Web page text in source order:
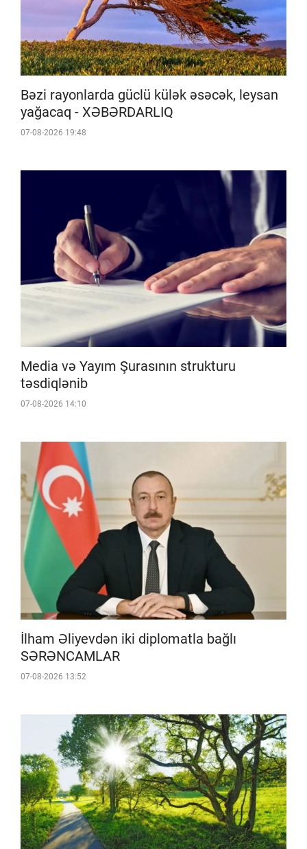
Bəzi rayonlarda güclü külək əsəcək, leysan
yağacaq - XƏBƏRDARLIQ
07-08-2026 19:48
Media və Yayım Şurasının strukturu
təsdiqlənib
07-08-2026 14:10
İlham Əliyevdən iki diplomatla bağlı
SƏRƏNCAMLAR
07-08-2026 13:52